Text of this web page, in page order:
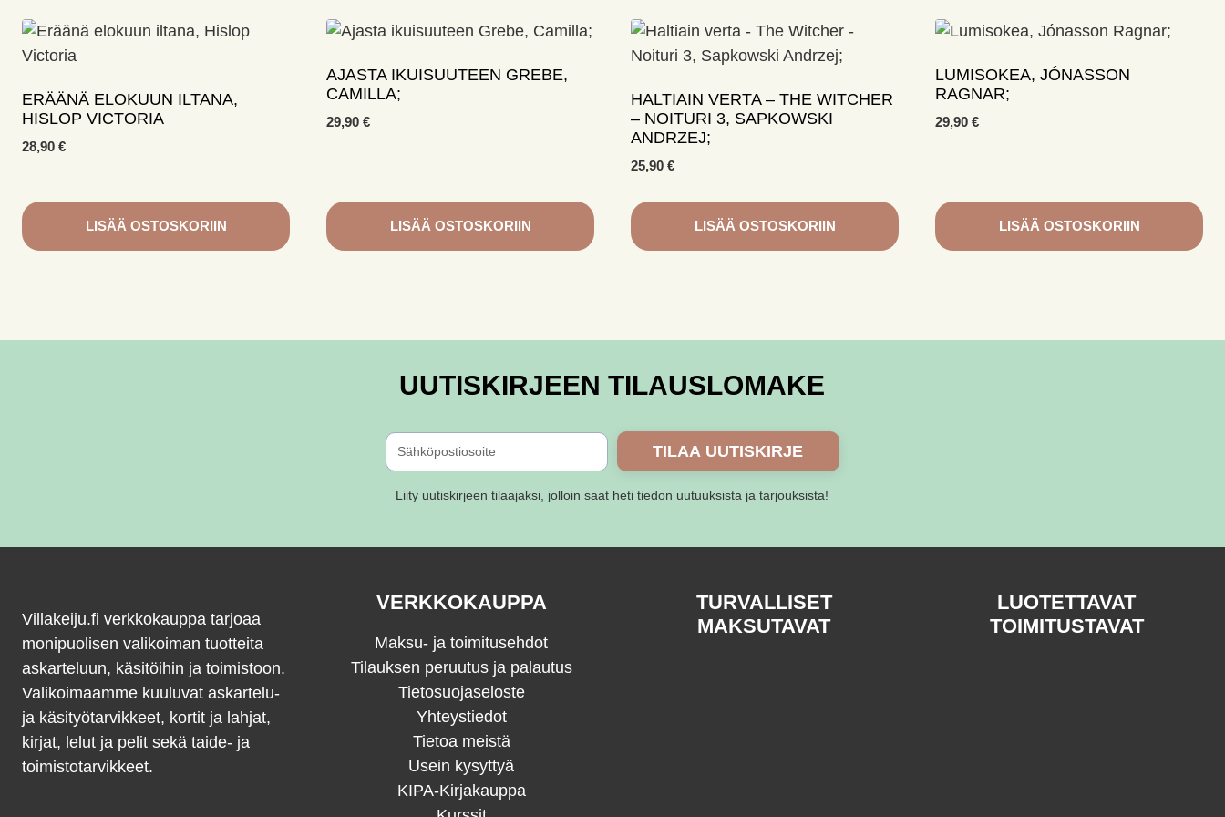
ERÄÄNÄ ELOKUUN ILTANA,
HISLOP VICTORIA
28,90 €
LISÄÄ OSTOSKORIIN
AJASTA IKUISUUTEEN GREBE,
CAMILLA;
29,90 €
LISÄÄ OSTOSKORIIN
HALTIAIN VERTA – THE WITCHER
– NOITURI 3, SAPKOWSKI
ANDRZEJ;
25,90 €
LISÄÄ OSTOSKORIIN
LUMISOKEA, JÓNASSON
RAGNAR;
29,90 €
LISÄÄ OSTOSKORIIN
UUTISKIRJEEN TILAUSLOMAKE
TILAA UUTISKIRJE
Liity uutiskirjeen tilaajaksi, jolloin saat heti tiedon uutuuksista ja tarjouksista!
Villakeiju.fi verkkokauppa tarjoaa
monipuolisen valikoiman tuotteita
askarteluun, käsitöihin ja toimistoon.
Valikoimaamme kuuluvat askartelu-
ja käsityötarvikkeet, kortit ja lahjat,
kirjat, lelut ja pelit sekä taide- ja
toimistotarvikkeet.
VERKKOKAUPPA
Maksu- ja toimitusehdot
Tilauksen peruutus ja palautus
Tietosuojaseloste
Yhteystiedot
Tietoa meistä
Usein kysyttyä
KIPA-Kirjakauppa
TURVALLISET
MAKSUTAVAT
LUOTETTAVAT
TOIMITUSTAVAT